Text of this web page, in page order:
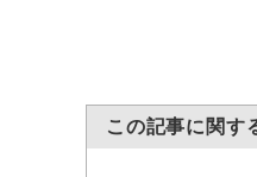
この記事に関す